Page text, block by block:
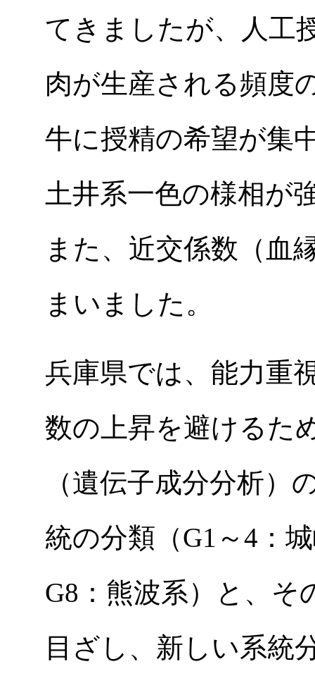
てきましたが、人工
肉が生産される頻度
牛に授精の希望が集
土井系一色の様相が
また、近交係数（血
まいました。
兵庫県では、能力重
数の上昇を避けるた
（遺伝子成分分析）
統の分類（G1～4：
G8：熊波系）と、そ
目ざし、新しい系統